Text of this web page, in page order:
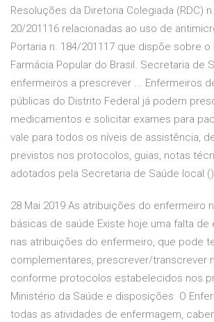
Resoluções da Diretoria Colegiada (RDC)
20/201116 relacionadas ao uso de
Portaria n. 184/201117 que dispõe sobre o
Farmácia Popular do Brasil. Secretaria de
enfermeiros a prescrever ... Enfermeiros
públicas do Distrito Federal já podem
medicamentos e solicitar exames para
vale para todos os níveis de assistência,
previstos nos protocolos, guias, notas
adotados pela Secretaria de Saúde local
28 Mai 2019 As atribuições do enfermeiro
básicas de saúde Existe hoje uma falta
nas atribuições do enfermeiro, que pode
complementares, prescrever/transcrever
conforme protocolos estabelecidos nos
Ministério da Saúde e disposições O
todas as atividades de enfermagem,